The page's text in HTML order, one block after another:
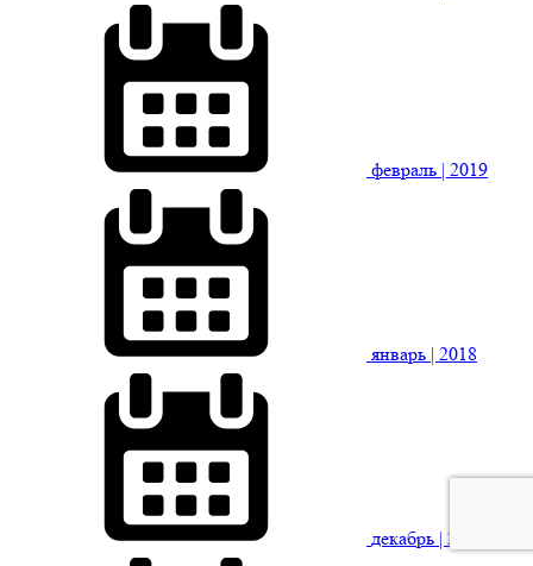
февраль | 2019
январь | 2018
декабрь | 2018